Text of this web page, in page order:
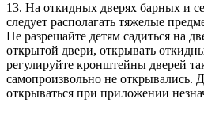
13. На откидных дверях барных и
следует располагать тяжелые
Не разрешайте детям садиться на
открытой двери, открывать
регулируйте кронштейны дверей
самопроизвольно не открывались.
открываться при приложении